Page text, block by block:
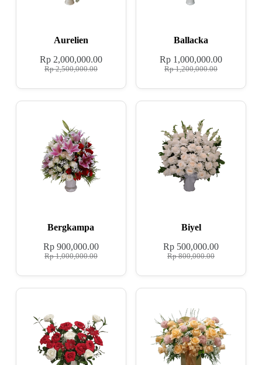
Aurelien
Rp2,500,000.00
Rp2,000,000.00
Ballacka
Rp1,200,000.00
Rp 1,000,000.00
Bergkampa
Rp1,000,000.00
Rp900,000.00
Biyel
Rp800,000.00
Rp 500,000.00